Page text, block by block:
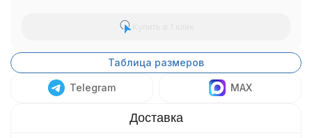
Таблица размеров
Telegram MAX